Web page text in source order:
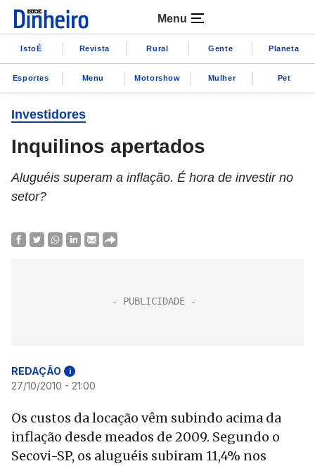
Menu
IstoÉ Revista Rural Gente Planeta
Esportes Menu Motorshow Mulher Pet
Investidores
Inquilinos apertados
Aluguéis superam a inflação. É hora de investir no
setor?
REDAÇÃO i
27/10/2010 - 21:00
Os custos da locação vêm subindo acima da
inflação desde meados de 2009. Segundo o
Secovi-SP, os aluguéis subiram 11,4% nos